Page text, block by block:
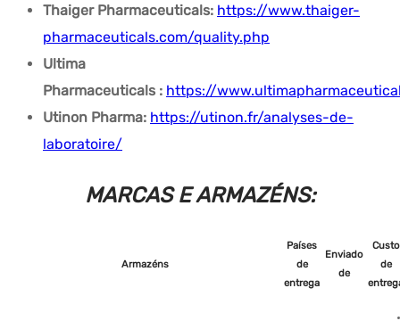
Thaiger Pharmaceuticals: https://www.thaiger-
pharmaceuticals.com/quality.php
Ultima
Pharmaceuticals : https://
Utinon Pharma: https://utinon.fr/analyses-de-
laboratoire/
MARCAS E ARMAZÉNS:
Armazéns
Países
de
entrega
Enviado
de
Custo
de